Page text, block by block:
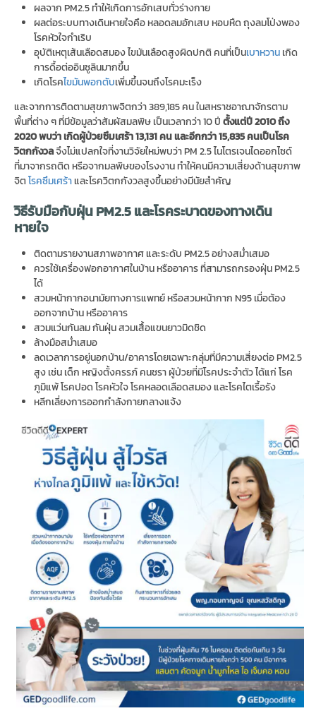
ผลจาก PM2.5 ทำให้เกิดการอักเสบทั่วร่างกาย
ผลต่อระบบทางเดินหายใจคือ หลอดลมอักเสบ หอบหืด ถุงลมโป่งพอง
โรคหัวใจกำเริบ
อุบัติเหตุเส้นเลือดสมอง ไขมันเลือดสูงผิดปกติ คนที่เป็นเบาหวาน เกิด
การดื้อต่ออินซูลินมากขึ้น
เกิดโรคไขมันพอกตับเพิ่มขึ้นจนถึงโรคมะเร็ง
และจากการติดตามสุขภาพจิตกว่า 389,185 คน ในสหราชอาณาจักรตาม
พื้นที่ต่าง ๆ ที่มีข้อมูลว่าสัมผัสมลพิษ เป็นเวลากว่า 10 ปี ตั้งแต่ปี 2010 ถึง
2020 พบว่า เกิดผู้ป่วยซึมเศร้า 13,131 คน และอีกกว่า 15,835 คนเป็นโรค
วิตกกังวลจึงไม่แปลกใจที่งานวิจัยใหม่พบว่า PM 2.5 ไนโตรเจนไดออกไซด์
ที่มาจากรถติด หรือจากมลพิษของโรงงาน ทำให้คนมีความเสี่ยงด้านสุขภาพ
จิตโรคซึมเศร้า และโรควิตกกังวลสูงขึ้นอย่างมีนัยสำคัญ
วิธีรับมือกับฝุ่น PM2.5 และโรคระบาดของทางเดิน
หายใจ
ติดตามรายงานสภาพอากาศ และระดับ PM2.5 อย่างสม่ำเสมอ
ควรใช้เครื่องฟอกอากาศในบ้าน หรืออาคาร ที่สามารถกรองฝุ่น PM2.5
ได้
สวมหน้ากากอนามัยทางการแพทย์ หรือสวมหน้ากาก N95 เมื่อต้อง
ออกจากบ้าน หรืออาคาร
สวมแว่นกันลม กันฝุ่น สวมเสื้อแขนยาวมิดชิด
ล้างมือสม่ำเสมอ
ลดเวลาการอยู่นอกบ้าน/อาคารโดยเฉพาะกลุ่มที่มีความเสี่ยงต่อ PM2.5
สูง เช่น เด็ก หญิงตั้งครรภ์ คนชรา ผู้ป่วยที่มีโรคประจำตัว ได้แก่ โรค
ภูมิแพ้ โรคปอด โรคหัวใจ โรคหลอดเลือดสมอง และโรคไตเรื้อรัง
หลีกเลี่ยงการออกกำลังกายกลางแจ้ง